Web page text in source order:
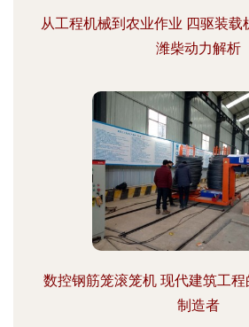
从工程机械到农业作业 四驱装载
潍柴动力解析
数控钢筋笼滚笼机 现代建筑工程
制造者